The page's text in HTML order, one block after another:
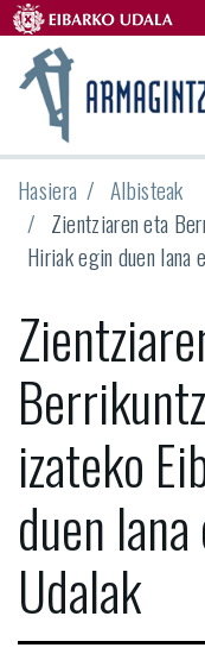
Hasiera
Albisteak
Zientziaren eta
Hiriak egin duen lana
izateko
duen
Udalak